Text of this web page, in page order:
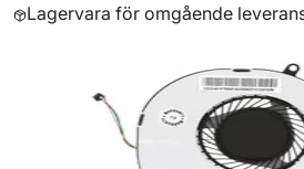
Lagervara för omgående